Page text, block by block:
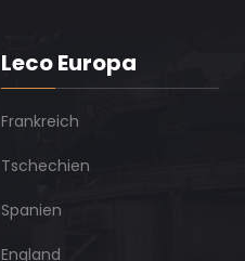
Leco Europa
Frankreich
Tschechien
Spanien
England